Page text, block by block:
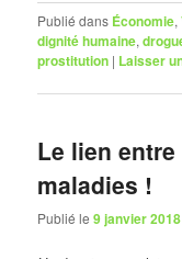
Publié dans Économie,
dignité humaine,
prostitution | Laisser
Le lien
maladies !
Publié le9 janvier 2018